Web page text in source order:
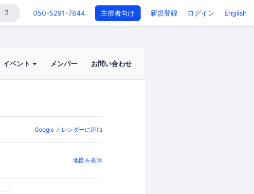
050-5291-7844 主催者向け 新規登録 ログイン English
イベント メンバー お問い合わせ
Google カレンダーに追加
地図を表示